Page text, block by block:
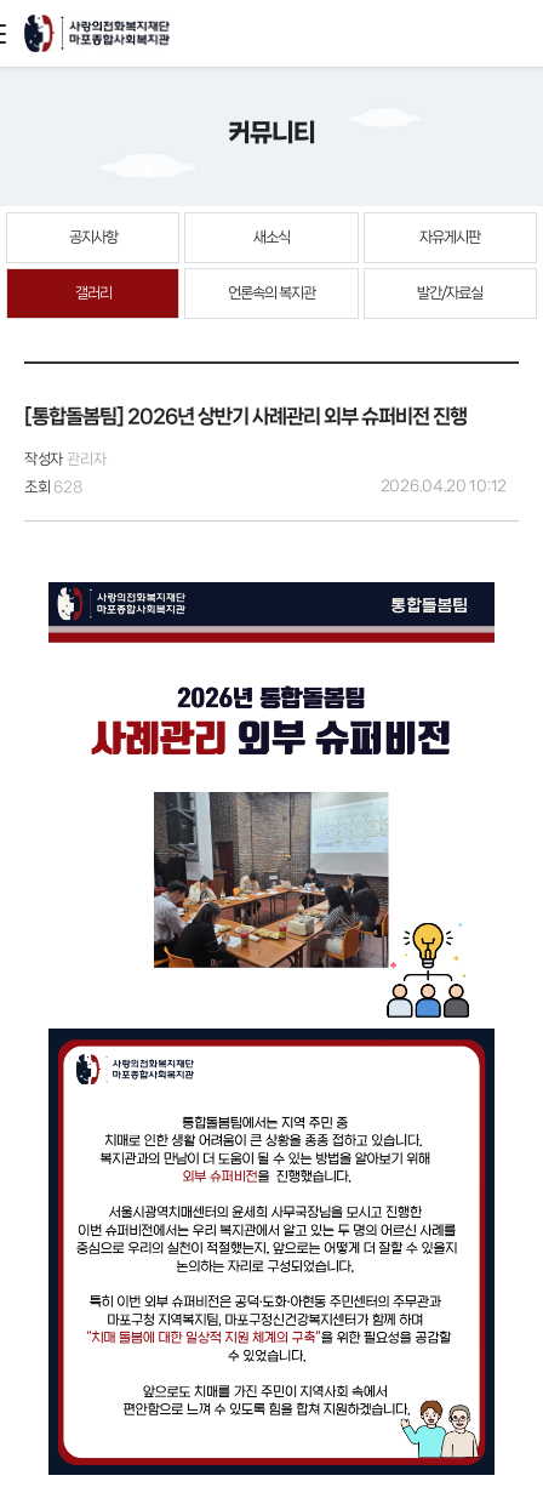
본문
커뮤니티
공지사항 새소식 자유게시판
갤러리 언론속의 복지관 발간/자료실
[통합돌봄팀] 2026년 상반기 사례관리 외부 슈퍼비전 진행
2026.04.20 10:12
작성자 관리자
조회 628